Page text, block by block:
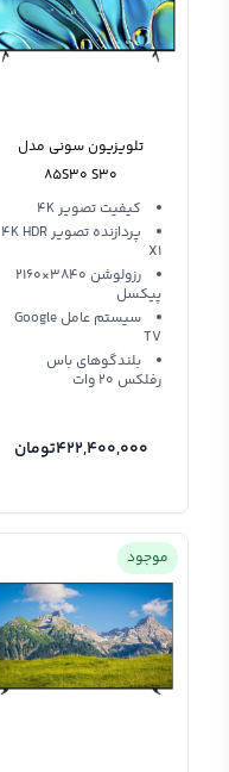
تلویزیون سونی مدل
85S30 S30
کیفیت تصویر 4K
پردازنده تصویر 4K HDR
X1
رزولوشن 3840×2160
پیکسل
سیستم عامل Google
TV
بلندگوهای باس
رفلکس 20 وات
422,400,000تومان
موجود